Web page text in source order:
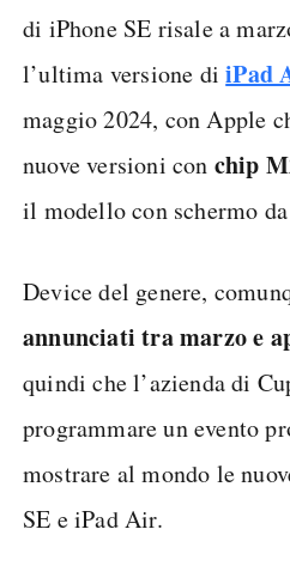
di iPhone SE risale a
l’ultima versione diiPad
maggio 2024, con Apple
nuove versioni con chip
il modello con schermo
Device del genere,
annunciati tra marzo e
quindi che l’azienda di
programmare un evento
mostrare al mondo le
SE e iPad Air.